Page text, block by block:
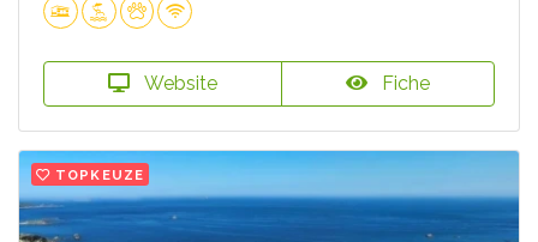
Website Fiche
TOPKEUZE